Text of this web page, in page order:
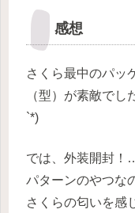
感想
さくら最中のパッ
（型）が素敵でし
`*)
では、外装開封！
パターンのやつな
さくらの匂いを感